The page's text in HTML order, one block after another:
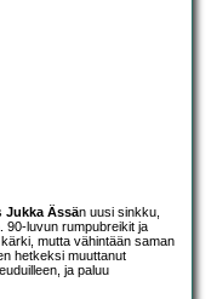
Jukka Ässän uusi sinkku,
90-luvun rumpubreikit ja
mutta vähintään saman
hetkeksi muuttanut
ja paluu